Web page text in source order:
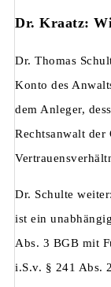
Dr. Kraatz:
Dr. Thomas
Konto des
dem Anleger,
Rechtsanwalt der
Dr. Schulte
ist ein
Abs. 3 BGB mit
i.S.v. § 241 Abs.